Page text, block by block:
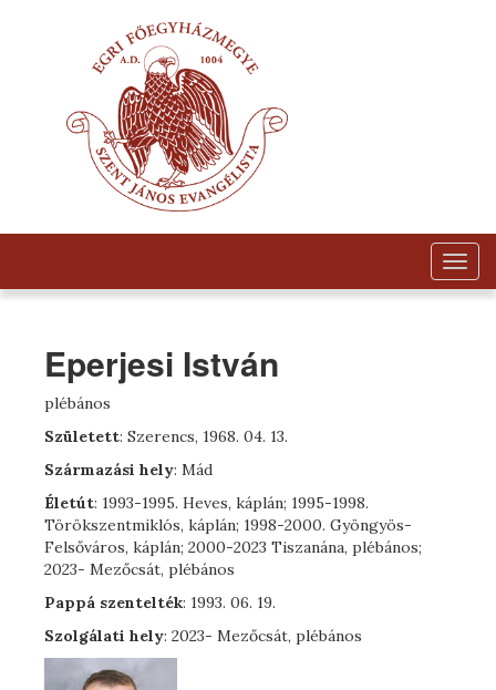
Eperjesi István
plébános
Született: Szerencs, 1968. 04. 13.
Származási hely: Mád
Életút: 1993-1995. Heves, káplán; 1995-1998.
Törökszentmiklós, káplán; 1998-2000. Gyöngyös-
Felsőváros, káplán; 2000-2023 Tiszanána, plébános;
2023- Mezőcsát, plébános
Pappá szentelték: 1993. 06. 19.
Szolgálati hely: 2023- Mezőcsát, plébános